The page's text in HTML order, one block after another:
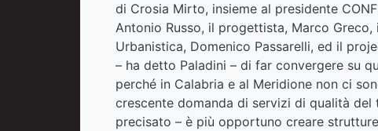
di Crosia Mirto, insieme al presidente
Antonio Russo, il progettista, Marco
Urbanistica, Domenico Passarelli, ed il
– ha detto Paladini – di far convergere su
perché in Calabria e al Meridione non ci
crescente domanda di servizi di qualità
precisato – è più opportuno creare